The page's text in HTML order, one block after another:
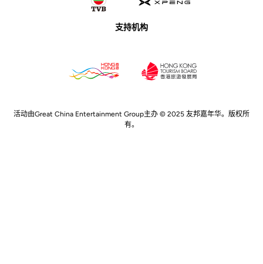
支持机构
活动由Great China Entertainment Group主办 © 2025 友邦嘉年华。版权所
有。